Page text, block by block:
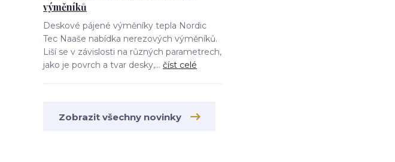
výměníků
Deskové pájené výměníky tepla Nordic
Tec Naaše nabídka nerezových výměníků.
Liší se v závislosti na různých parametrech,
jako je povrch a tvar desky,... číst celé
Zobrazit všechny novinky